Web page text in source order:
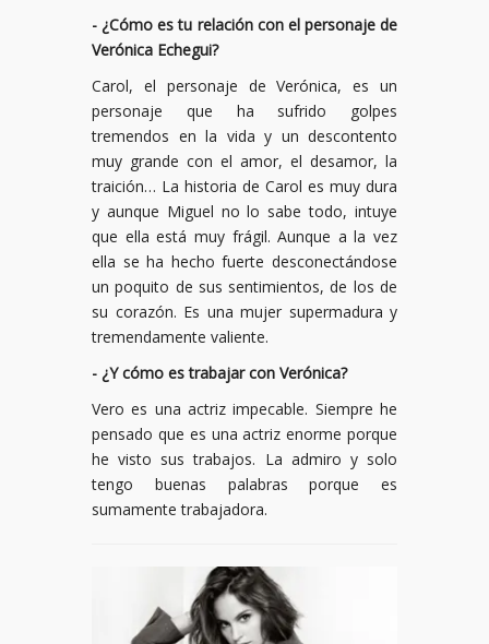
- ¿Cómo es tu relación con el personaje de
Verónica Echegui?
Carol, el personaje de Verónica, es un
personaje que ha sufrido golpes
tremendos en la vida y un descontento
muy grande con el amor, el desamor, la
traición… La historia de Carol es muy dura
y aunque Miguel no lo sabe todo, intuye
que ella está muy frágil. Aunque a la vez
ella se ha hecho fuerte desconectándose
un poquito de sus sentimientos, de los de
su corazón. Es una mujer supermadura y
tremendamente valiente.
- ¿Y cómo es trabajar con Verónica?
Vero es una actriz impecable. Siempre he
pensado que es una actriz enorme porque
he visto sus trabajos. La admiro y solo
tengo buenas palabras porque es
sumamente trabajadora.